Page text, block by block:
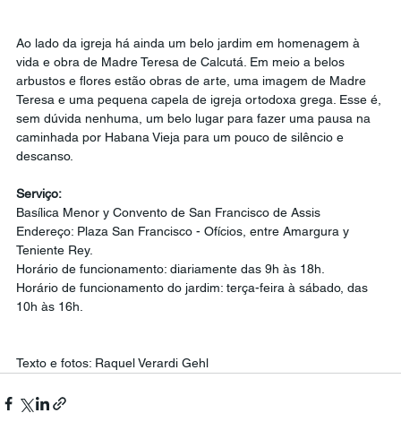
Ao lado da igreja há ainda um belo jardim em homenagem à
vida e obra de Madre Teresa de Calcutá. Em meio a belos
arbustos e flores estão obras de arte, uma imagem de Madre
Teresa e uma pequena capela de igreja ortodoxa grega. Esse é,
sem dúvida nenhuma, um belo lugar para fazer uma pausa na
caminhada por Habana Vieja para um pouco de silêncio e
descanso.
Serviço:
Basílica Menor y Convento de San Francisco de Assis
Endereço: Plaza San Francisco - Ofícios, entre Amargura y
Teniente Rey.
Horário de funcionamento: diariamente das 9h às 18h.
Horário de funcionamento do jardim: terça-feira à sábado, das
10h às 16h.
Texto e fotos: Raquel Verardi Gehl